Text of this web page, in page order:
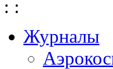
: :
Журналы